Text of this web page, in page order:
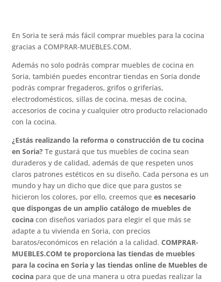
En Soria te será más fácil comprar muebles para la cocina
gracias a COMPRAR-MUEBLES.COM.
Además no solo podrás comprar muebles de cocina en
Soria, también puedes encontrar tiendas en Soria donde
podrás comprar fregaderos, grifos o griferías,
electrodomésticos, sillas de cocina, mesas de cocina,
accesorios de cocina y cualquier otro producto relacionado
con la cocina.
¿Estás realizando la reforma o construcción de tu cocina
en Soria? Te gustará que tus muebles de cocina sean
duraderos y de calidad, además de que respeten unos
claros patrones estéticos en su diseño. Cada persona es un
mundo y hay un dicho que dice que para gustos se
hicieron los colores, por ello, creemos quees necesario
que dispongas de un amplio catálogo de muebles de
cocinacon diseños variados para elegir el que más se
adapte a tu vivienda en Soria, con precios
baratos/económicos en relación a la calidad.COMPRAR-
MUEBLES.COM te proporciona las tiendas de muebles
para la cocina en Soria y las tiendas online de Muebles de
cocina para que de una manera u otra puedas realizar la